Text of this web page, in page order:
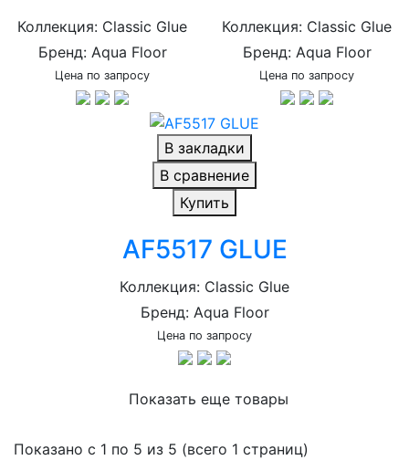
Коллекция: Classic Glue
Бренд: Aqua Floor
Цена по запросу
Коллекция: Classic Glue
Бренд: Aqua Floor
Цена по запросу
В закладки
В сравнение
Купить
AF5517 GLUE
Коллекция: Classic Glue
Бренд: Aqua Floor
Цена по запросу
Показать еще товары
Показано с 1 по 5 из 5 (всего 1 страниц)